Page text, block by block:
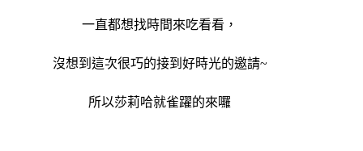
一直都想找時間來吃看看，
沒想到這次很巧的接到好時光的邀請~
所以莎莉哈就雀躍的來囉